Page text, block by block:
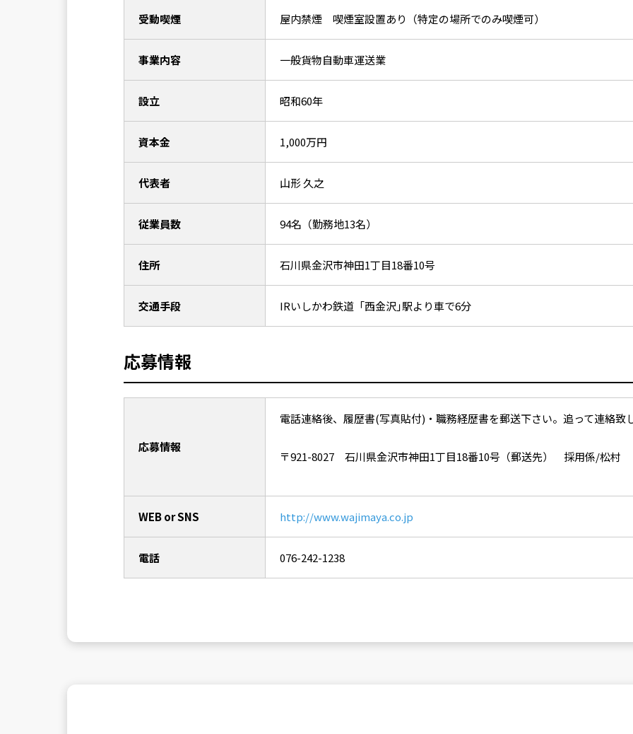
受動喫煙 屋内禁煙 喫煙室設置あり（特定の場所でのみ喫煙可）
事業内容 一般貨物自動車運送業
設立 昭和60年
資本金 1,000万円
代表者 山形 久之
従業員数 94名（勤務地13名）
住所 石川県金沢市神田1丁目18番10号
交通手段 IRいしかわ鉄道「西金沢｣駅より車で6分
応募情報
応募情報
電話連絡後、履歴書(写真貼付)・職務経歴書を郵送下さい。追って連絡致
〒921-8027 石川県金沢市神田1丁目18番10号（郵送先） 採用係/松村
WEB or SNS http://www.wajimaya.co.jp
電話 076-242-1238